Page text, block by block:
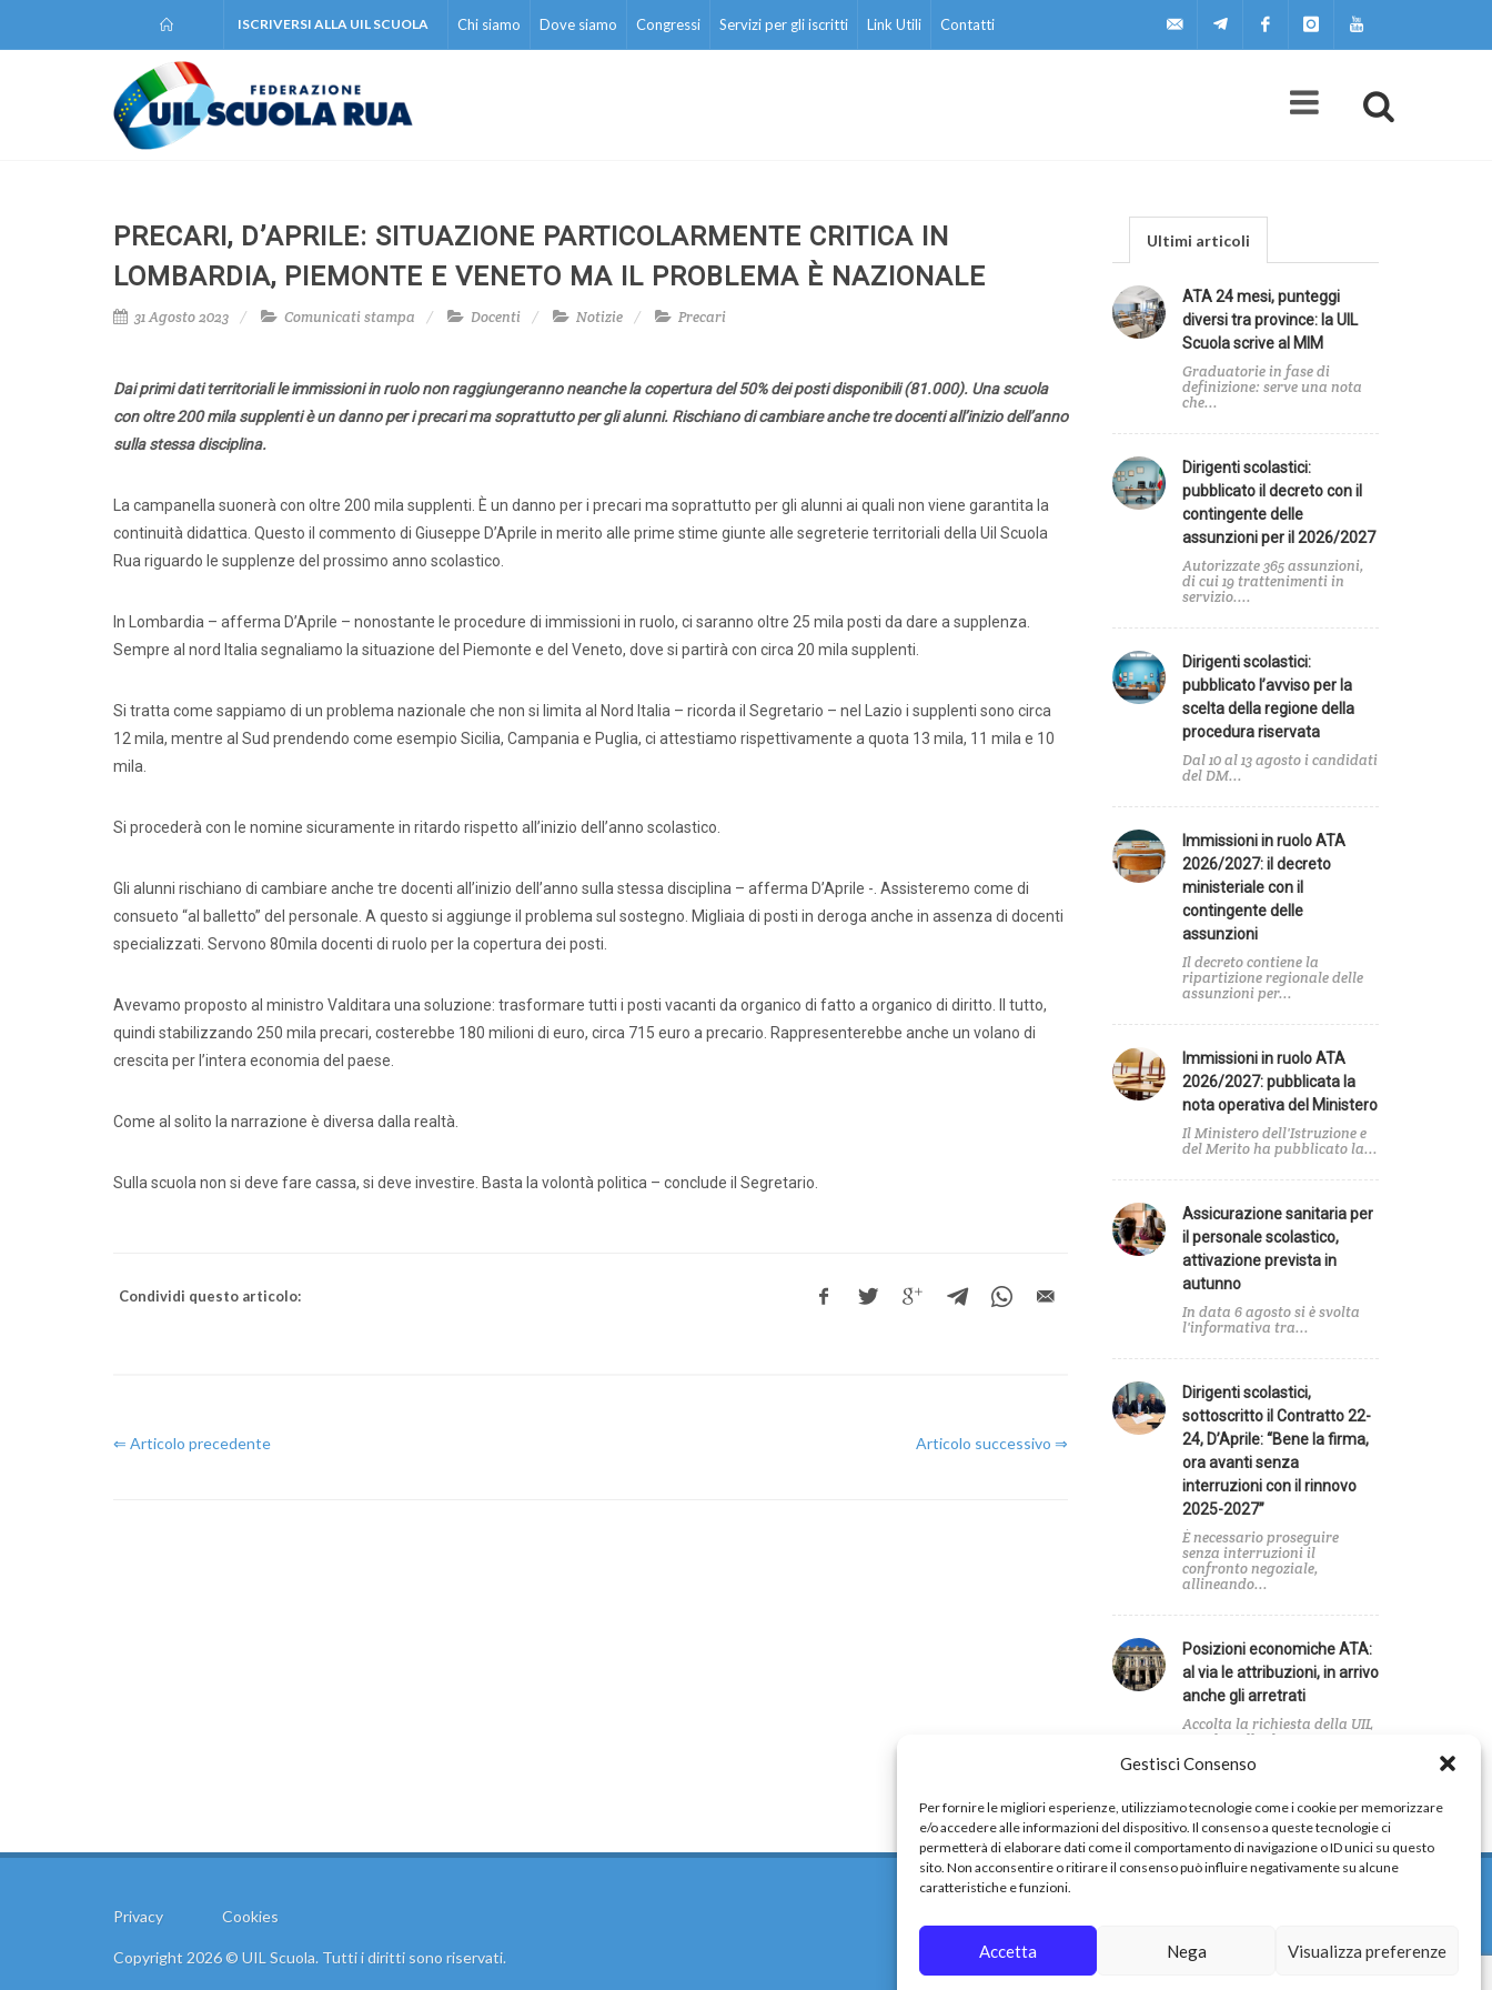
Gestisci Consenso
Per fornire le migliori esperienze, utilizziamo tecnologie come i cookie per memorizzare
e/o accedere alle informazioni del dispositivo. Il consenso a queste tecnologie ci
permetterà di elaborare dati come il comportamento di navigazione o ID unici su questo
sito. Non acconsentire o ritirare il consenso può influire negativamente su alcune
caratteristiche e funzioni.
Accetta Nega Visualizza preferenze
ISCRIVERSI ALLA UIL SCUOLA Chi siamo Dove siamo Congressi Servizi per gli iscritti Link Utili Contatti
Docenti Sostegno Educatori Personale ATA
Precari Formazione professionale
Dirigenti scolastici Uil Scuola Esteri Ufficio Legale Nazionale
Web TV
PRECARI, D’APRILE: SITUAZIONE PARTICOLARMENTE CRITICA IN
LOMBARDIA, PIEMONTE E VENETO MA IL PROBLEMA È NAZIONALE
31 Agosto 2023 Comunicati stampa Docenti Notizie Precari
Dai primi dati territoriali le immissioni in ruolo non raggiungeranno neanche la copertura del 50% dei posti disponibili (81.000). Una scuola
con oltre 200 mila supplenti è un danno per i precari ma soprattutto per gli alunni. Rischiano di cambiare anche tre docenti all’inizio dell’anno
sulla stessa disciplina.
La campanella suonerà con oltre 200 mila supplenti. È un danno per i precari ma soprattutto per gli alunni ai quali non viene garantita la
continuità didattica. Questo il commento di Giuseppe D’Aprile in merito alle prime stime giunte alle segreterie territoriali della Uil Scuola
Rua riguardo le supplenze del prossimo anno scolastico.
In Lombardia – afferma D’Aprile – nonostante le procedure di immissioni in ruolo, ci saranno oltre 25 mila posti da dare a supplenza.
Sempre al nord Italia segnaliamo la situazione del Piemonte e del Veneto, dove si partirà con circa 20 mila supplenti.
Si tratta come sappiamo di un problema nazionale che non si limita al Nord Italia – ricorda il Segretario – nel Lazio i supplenti sono circa
12 mila, mentre al Sud prendendo come esempio Sicilia, Campania e Puglia, ci attestiamo rispettivamente a quota 13 mila, 11 mila e 10
mila.
Si procederà con le nomine sicuramente in ritardo rispetto all’inizio dell’anno scolastico.
Gli alunni rischiano di cambiare anche tre docenti all’inizio dell’anno sulla stessa disciplina – afferma D’Aprile -. Assisteremo come di
consueto “al balletto” del personale. A questo si aggiunge il problema sul sostegno. Migliaia di posti in deroga anche in assenza di docenti
specializzati. Servono 80mila docenti di ruolo per la copertura dei posti.
Avevamo proposto al ministro Valditara una soluzione: trasformare tutti i posti vacanti da organico di fatto a organico di diritto. Il tutto,
quindi stabilizzando 250 mila precari, costerebbe 180 milioni di euro, circa 715 euro a precario. Rappresenterebbe anche un volano di
crescita per l’intera economia del paese.
Come al solito la narrazione è diversa dalla realtà.
Sulla scuola non si deve fare cassa, si deve investire. Basta la volontà politica – conclude il Segretario.
Condividi questo articolo:
⇐ Articolo precedente Articolo successivo ⇒
Ultimi articoli
ATA 24 mesi, punteggi
diversi tra province: la UIL
Scuola scrive al MIM
Graduatorie in fase di
definizione: serve una nota
che...
Dirigenti scolastici:
pubblicato il decreto con il
contingente delle
assunzioni per il 2026/2027
Autorizzate 365 assunzioni,
di cui 19 trattenimenti in
servizio....
Dirigenti scolastici:
pubblicato l’avviso per la
scelta della regione della
procedura riservata
Dal 10 al 13 agosto i candidati
del DM...
Immissioni in ruolo ATA
2026/2027: il decreto
ministeriale con il
contingente delle
assunzioni
Il decreto contiene la
ripartizione regionale delle
assunzioni per...
Immissioni in ruolo ATA
2026/2027: pubblicata la
nota operativa del Ministero
Il Ministero dell'Istruzione e
del Merito ha pubblicato la...
Assicurazione sanitaria per
il personale scolastico,
attivazione prevista in
autunno
In data 6 agosto si è svolta
l'informativa tra...
Dirigenti scolastici,
sottoscritto il Contratto 22-
24, D’Aprile: “Bene la firma,
ora avanti senza
interruzioni con il rinnovo
2025-2027”
È necessario proseguire
senza interruzioni il
confronto negoziale,
allineando...
Posizioni economiche ATA:
al via le attribuzioni, in arrivo
anche gli arretrati
Accolta la richiesta della UIL
Scuola sulla decorrenza
giuridica...
Privacy Cookies
Copyright 2026 © UIL Scuola. Tutti i diritti sono riservati.